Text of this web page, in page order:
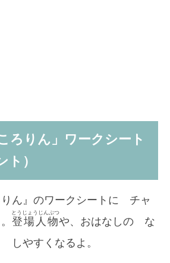
ろりん」ワークシート
ト）
ん』のワークシートに チャ
登場人物
とうじょうじんぶつ
や、おはなしの な
やすくなるよ。